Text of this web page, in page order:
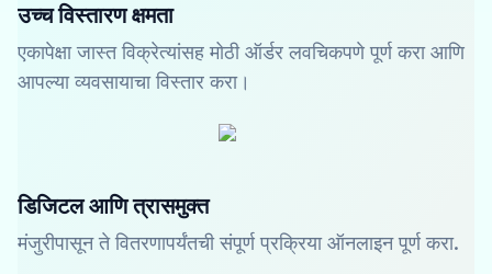
उच्च विस्तारण क्षमता
एकापेक्षा जास्त विक्रेत्यांसह मोठी ऑर्डर लवचिकपणे पूर्ण करा आणि
आपल्या व्यवसायाचा विस्तार करा।
डिजिटल आणि त्रासमुक्त
मंजुरीपासून ते वितरणापर्यंतची संपूर्ण प्रक्रिया ऑनलाइन पूर्ण करा.